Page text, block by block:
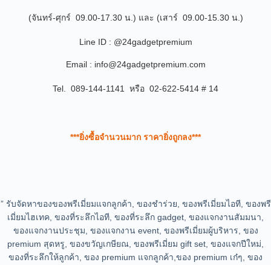
(จันทร์-ศุกร์ 09.00-17.30 น.) และ (เสาร์ 09.00-15.30 น.)
Line ID : @24gadgetpremium
Email : info@24gadgetpremium.com
Tel. 089-144-1141 หรือ 02-622-5414 # 14
***ยิ่งซื้อจำนวนมาก ราคายิ่งถูกลง***
” รับจัดหาของของพรีเมี่ยมแจกลูกค้า, ของชำร่วย, ของพรีเมี่ยมไอที, ของพรี
เมี่ยมไฮเทค, ของที่ระลึกไอที, ของที่ระลึก gadget, ของแจกงานสัมมนา,
ของแจกงานประชุม, ของแจกงาน event, ของพรีเมี่ยมผู้บริหาร, ของ
premium สุดหรู, ของขวัญเกษียณ, ของพรีเมี่ยม gift set, ของแจกปีใหม่,
ของที่ระลึกให้ลูกค้า, ของ premium แจกลูกค้า,ของ premium เก๋ๆ, ของ